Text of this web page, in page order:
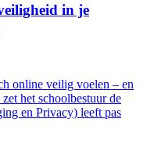
in je
online veilig voelen – en
het schoolbestuur de
en Privacy) leeft pas